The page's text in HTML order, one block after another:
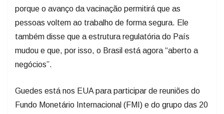
porque o avanço da vacinação permitirá que as
pessoas voltem ao trabalho de forma segura. Ele
também disse que a estrutura regulatória do País
mudou e que, por isso, o Brasil está agora “aberto a
negócios”.
Guedes está nos EUA para participar de reuniões do
Fundo Monetário Internacional (FMI) e do grupo das 20